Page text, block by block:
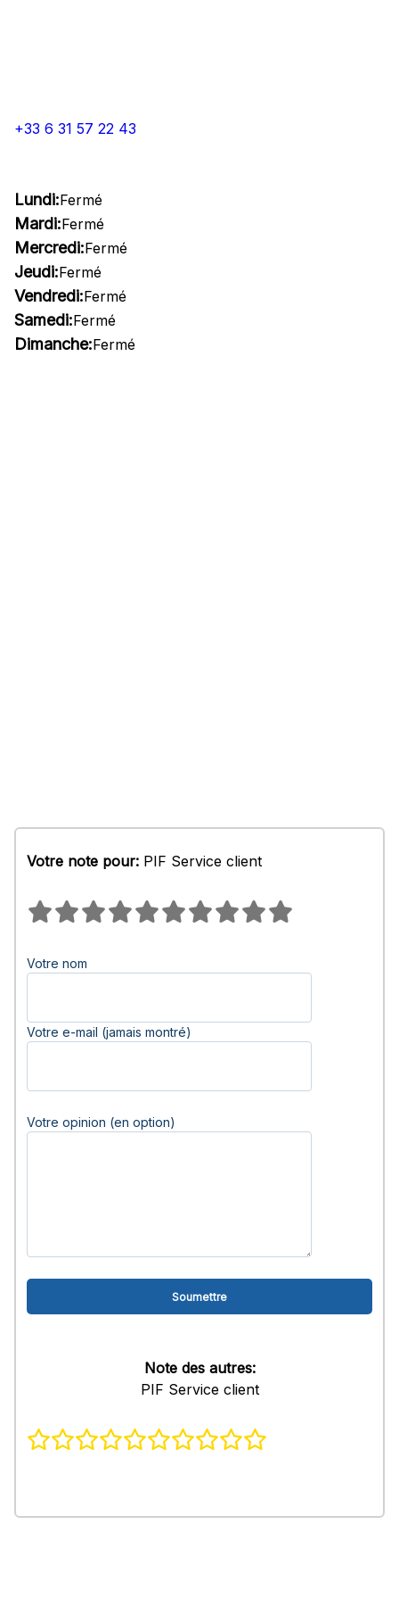
+33 6 31 57 22 43
Lundi:Fermé
Mardi:Fermé
Mercredi:Fermé
Jeudi:Fermé
Vendredi:Fermé
Samedi:Fermé
Dimanche:Fermé
Votre note pour: PIF Service client
Votre nom
Votre e-mail (jamais montré)
Votre opinion (en option)
Note des autres:
PIF Service client